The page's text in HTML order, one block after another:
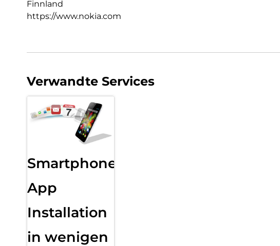
Finnland
https://www.nokia.com
Verwandte Services
Smartphone
App
Installation
in wenigen